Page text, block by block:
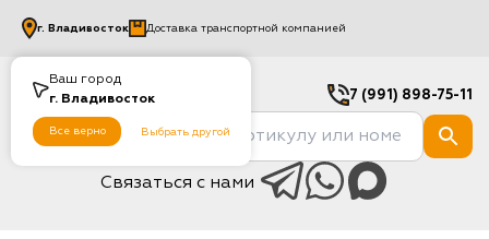
Ваш город
г. Владивосток
Все верно Выбрать другой
г. Владивосток Доставка транспортной компанией
7 (991) 898-75-11
Связаться с нами